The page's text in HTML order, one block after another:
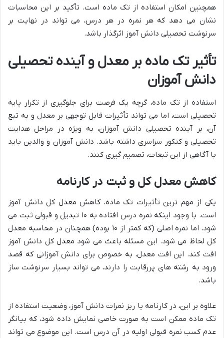
همچنین امکان استفاده از تک ماده است. تأکید بر این محاسبات
نشان می دهد که هر نمره در هر درس، می تواند در نهایت بر
سرنوشت تحصیلی دانش آموز اثرگذار باشد.
تأثیر تک ماده بر معدل و آینده تحصیلی
دانش آموزان
استفاده از تک ماده، گرچه یک فرصت برای جلوگیری از تکرار پایه
تحصیلی است، اما می تواند تأثیرات قابل توجهی بر معدل و به تبع
آن، بر آینده تحصیلی دانش آموزان، به ویژه در مراحل هدایت
تحصیلی و کنکور سراسری داشته باشد. دانش آموزان و والدین باید
با آگاهی از این تبعات، تصمیم گیری کنند.
کاهش معدل کل و ثبت در کارنامه
یکی از مهم ترین تأثیرات تک ماده، کاهش معدل کل دانش آموز
است. با وجود اینکه نمره درس افتاده به ۱۰ تبدیل و قبولی ثبت می
شود، اما نمره اصلی (که کمتر از ۱۰ بوده) همچنان در محاسبه معدل
کل لحاظ می شود. این مسئله باعث می شود معدل کل دانش آموز
افت کند. این افت معدل، به خصوص برای دانش آموزانی که قصد
ورود به رشته های پررقابت را دارند، می تواند بسیار سرنوشت ساز
باشد.
علاوه بر این، در کارنامه یا ریز نمرات دانش آموز، وضعیت استفاده از
تک ماده ممکن است به صورت خاصی نمایش داده شود، که بیانگر
عدم کسب نمره قبولی اولیه در آن درس است. این موضوع می تواند